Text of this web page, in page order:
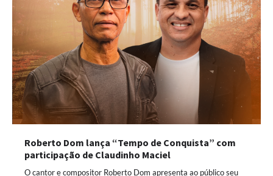
Roberto Dom lança “Tempo de Conquista” com
participação de Claudinho Maciel
O cantor e compositor Roberto Dom apresenta ao público seu